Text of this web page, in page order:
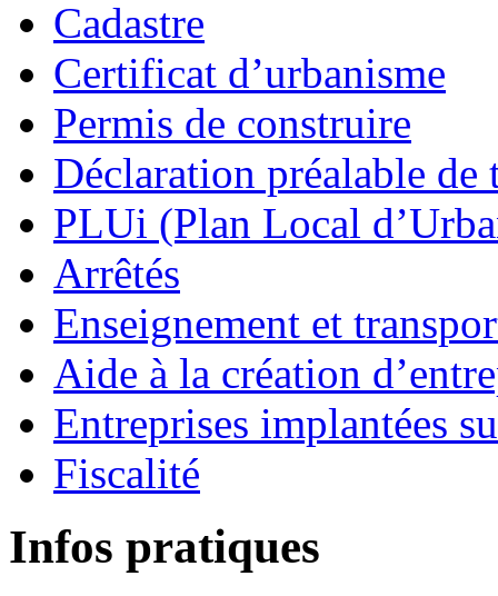
Cadastre
Certificat d’urbanisme
Permis de construire
Déclaration préalable de
PLUi (Plan Local
Arrêtés
Enseignement et
Aide à la création
Entreprises implantées
Fiscalité
Infos pratiques